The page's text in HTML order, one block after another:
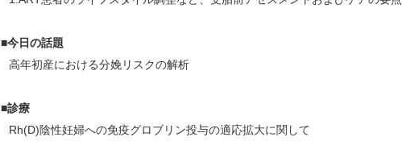
■今日の話題
高年初産における分娩リスクの解析
■診療
Rh(D)陰性妊婦への免疫グロブリン投与の適応拡大に関して